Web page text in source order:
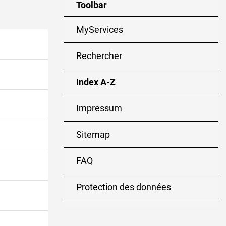
Toolbar
MyServices
Rechercher
Index A-Z
Impressum
Sitemap
FAQ
Protection des données